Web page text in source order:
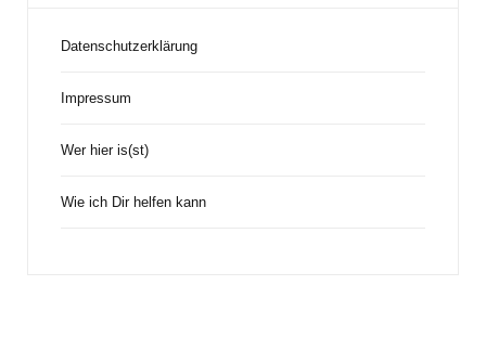
Datenschutzerklärung
Impressum
Wer hier is(st)
Wie ich Dir helfen kann